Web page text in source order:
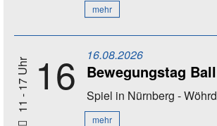
mehr
11 - 17 Uhr 16 16.08.2026
Bewegungstag Ball
Spiel in Nürnberg -
mehr